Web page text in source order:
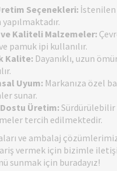
Seçenekleri: İstenilen
Kaliteli Malzemeler:
pamuk ipi kullanılır.
Kalite: Dayanıklı, uzun
Uyum: Markanıza özel
sunar.
Üretim:
tercih edilmektedir.
ve ambalaj
vermek için bizimle
sunmak için buradayız!